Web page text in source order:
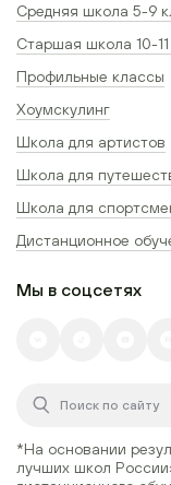
Средняя школа 5-9
Старшая школа 10-
Профильные классы
Хоумскулинг
Школа для артистов
Школа для
Школа для
Дистанционное
Мы в соцсетях
*На основании
лучших школ